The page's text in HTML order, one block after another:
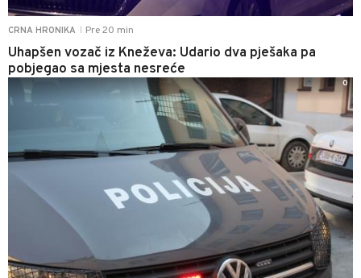
CRNA HRONIKA Pre 20 min
Uhapšen vozač iz Kneževa: Udario dva pješaka pa
pobjegao sa mjesta nesreće
0